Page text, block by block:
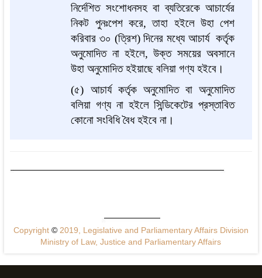
নির্দেশিত সংশোধনসহ বা ব্যতিরেকে আচার্যের
নিকট পুনঃপেশ করে, তাহা হইলে উহা পেশ
করিবার ৩০ (ত্রিশ) দিনের মধ্যে আচার্য কর্তৃক
অনুমোদিত না হইলে, উক্ত সময়ের অবসানে
উহা অনুমোদিত হইয়াছে বলিয়া গণ্য হইবে।
(৫) আচার্য কর্তৃক অনুমোদিত বা অনুমোদিত
বলিয়া গণ্য না হইলে সিন্ডিকেটের প্রস্তাবিত
কোনো সংবিধি বৈধ হইবে না।
Copyright ©2019, Legislative and Parliamentary Affairs Division
Ministry of Law, Justice and Parliamentary Affairs